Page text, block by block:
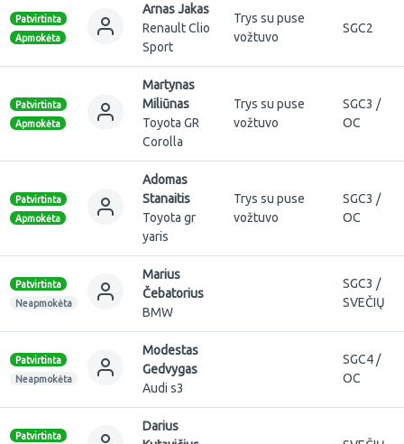
Patvirtinta
Apmokėta
Arnas Jakas
Renault Clio
Sport
Trys su puse
vožtuvo
SGC2
Patvirtinta
Apmokėta
Martynas
Miliūnas
Toyota GR
Corolla
Trys su puse
vožtuvo
SGC3 /
OC
Patvirtinta
Apmokėta
Adomas
Stanaitis
Toyota gr
yaris
Trys su puse
vožtuvo
SGC3 /
OC
Patvirtinta
Neapmokėta
Marius
Čebatorius
BMW
SGC3 /
SVEČIŲ
Patvirtinta
Neapmokėta
Modestas
Gedvygas
Audi s3
SGC4 /
OC
Patvirtinta
Darius